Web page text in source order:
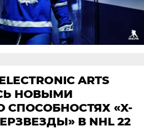
ARTS
НОВЫМИ
СПОСОБНОСТЯХ «X-
В NHL 22